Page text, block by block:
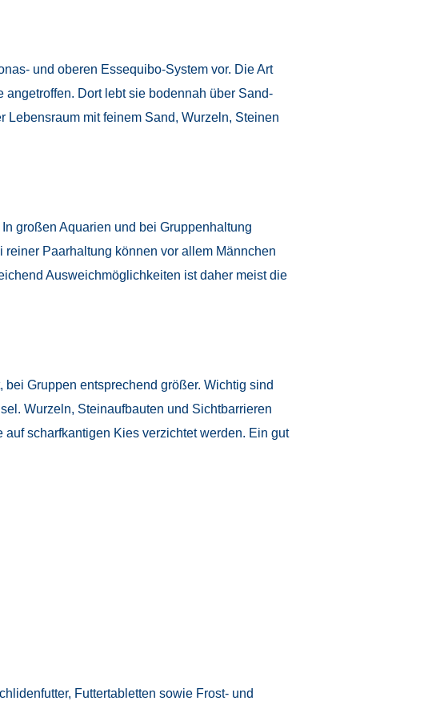
und oberen Essequibo-System vor. Die Art
Dort lebt sie bodennah über Sand-
Lebensraum mit feinem Sand, Wurzeln, Steinen
großen Aquarien und bei Gruppenhaltung
Paarhaltung können vor allem Männchen
Ausweichmöglichkeiten ist daher meist die
Gruppen entsprechend größer. Wichtig sind
Wurzeln, Steinaufbauten und Sichtbarrieren
scharfkantigen Kies verzichtet werden. Ein gut
Futtertabletten sowie Frost- und